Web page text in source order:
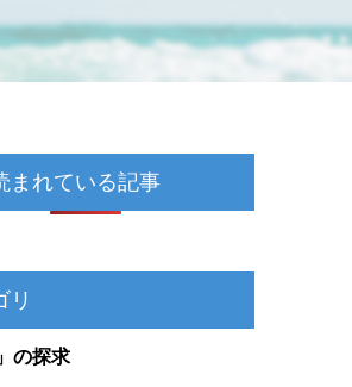
まれている記事
リ
の探求